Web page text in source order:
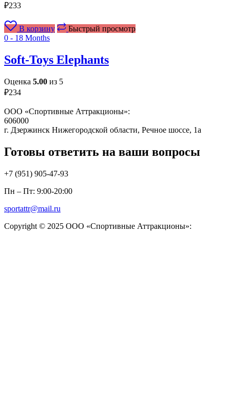
₽233
В корзину
Быстрый просмотр
0 - 18 Months
Soft-Toys Elephants
Оценка 5.00 из 5
₽234
ООО «Спортивные Аттракционы»:
606000
г. Дзержинск Нижегородской области, Речное шоссе, 1а
Готовы ответить на ваши вопросы
+7 (951) 905-47-93
Пн – Пт: 9:00-20:00
sportattr@mail.ru
Copyright © 2025 ООО «Спортивные Аттракционы»: